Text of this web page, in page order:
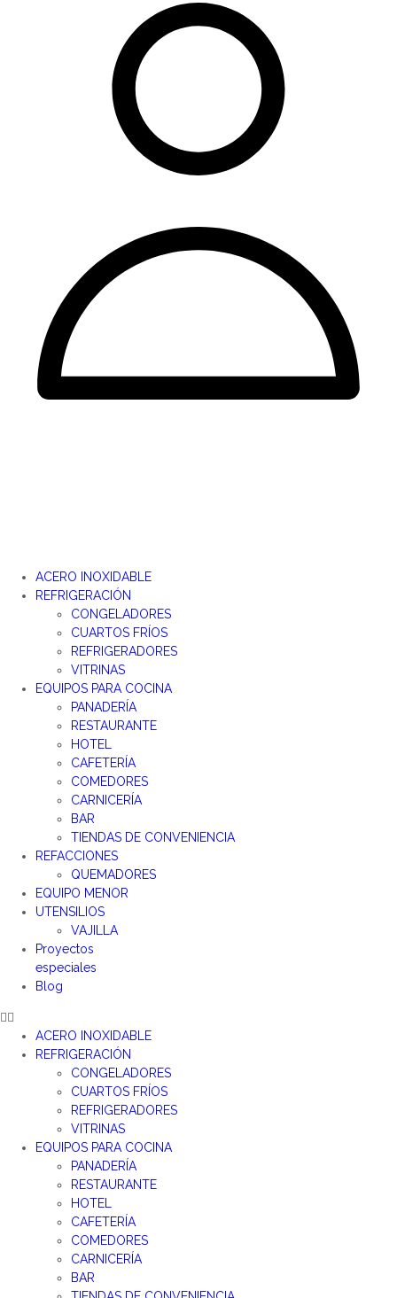
ACERO INOXIDABLE
REFRIGERACIÓN
CONGELADORES
CUARTOS FRÍOS
REFRIGERADORES
VITRINAS
EQUIPOS PARA COCINA
PANADERÍA
RESTAURANTE
HOTEL
CAFETERÍA
COMEDORES
CARNICERÍA
BAR
TIENDAS DE CONVENIENCIA
REFACCIONES
QUEMADORES
EQUIPO MENOR
UTENSILIOS
VAJILLA
Proyectos
especiales
Blog
ACERO INOXIDABLE
REFRIGERACIÓN
CONGELADORES
CUARTOS FRÍOS
REFRIGERADORES
VITRINAS
EQUIPOS PARA COCINA
PANADERÍA
RESTAURANTE
HOTEL
CAFETERÍA
COMEDORES
CARNICERÍA
BAR